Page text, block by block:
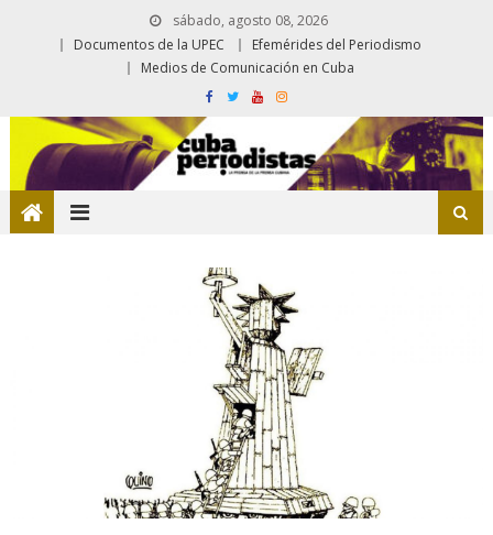
sábado, agosto 08, 2026
Documentos de la UPEC
Efemérides del Periodismo
Medios de Comunicación en Cuba